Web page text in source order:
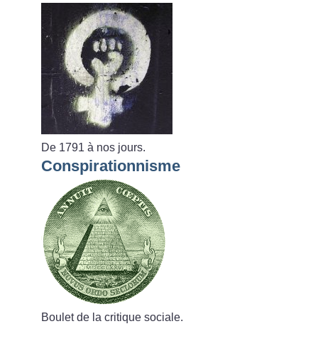
De 1791 à nos jours.
Conspirationnisme
Boulet de la critique sociale.